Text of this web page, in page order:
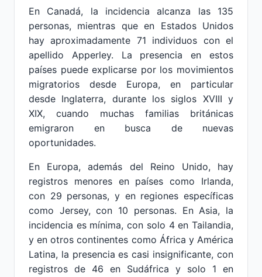
En Canadá, la incidencia alcanza las 135
personas, mientras que en Estados Unidos
hay aproximadamente 71 individuos con el
apellido Apperley. La presencia en estos
países puede explicarse por los movimientos
migratorios desde Europa, en particular
desde Inglaterra, durante los siglos XVIII y
XIX, cuando muchas familias británicas
emigraron en busca de nuevas
oportunidades.
En Europa, además del Reino Unido, hay
registros menores en países como Irlanda,
con 29 personas, y en regiones específicas
como Jersey, con 10 personas. En Asia, la
incidencia es mínima, con solo 4 en Tailandia,
y en otros continentes como África y América
Latina, la presencia es casi insignificante, con
registros de 46 en Sudáfrica y solo 1 en